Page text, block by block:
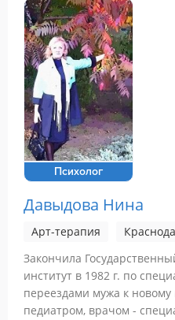
Психолог
Давыдова Нина
Арт-терапия
Закончила
институт в 1982 г. по
переездами мужа к новому
педиатром, врачом -